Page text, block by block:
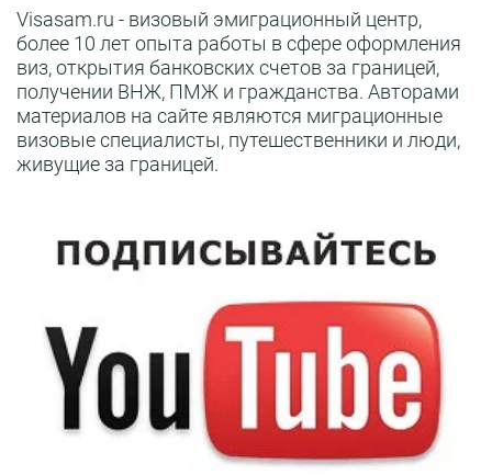
Visasam.ru - визовый эмиграционный центр,
более 10 лет опыта работы в сфере оформления
виз, открытия банковских счетов за границей,
получении ВНЖ, ПМЖ и гражданства. Авторами
материалов на сайте являются миграционные
визовые специалисты, путешественники и люди,
живущие за границей.